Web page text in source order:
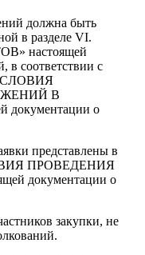
должна быть
в разделе VI.
настоящей
в соответствии с
В
о
представлены в
ПРОВЕДЕНИЯ
документации о
закупки, не